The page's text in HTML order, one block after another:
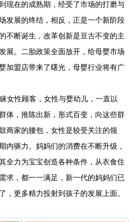
现在的成熟期，经受了市场的打磨与
发展的终结，相反，正是一个新阶段
不断诞生，改革创新是亘古不变的主
展。二胎政策全面放开，给母婴市场
加盟店带来了曙光，母婴行业将有广
女性顾客，女性与婴幼儿，一直以
体，推陈出新，形式百变，向这些群
商家的腰包，女性是较受关注的领
内驱力。妈妈们的消费在不断升级，
全力为宝宝创造各种条件，从衣食住
求，都一一满足，新一代的妈妈们已
，更多精力投射到孩子的发展上面。